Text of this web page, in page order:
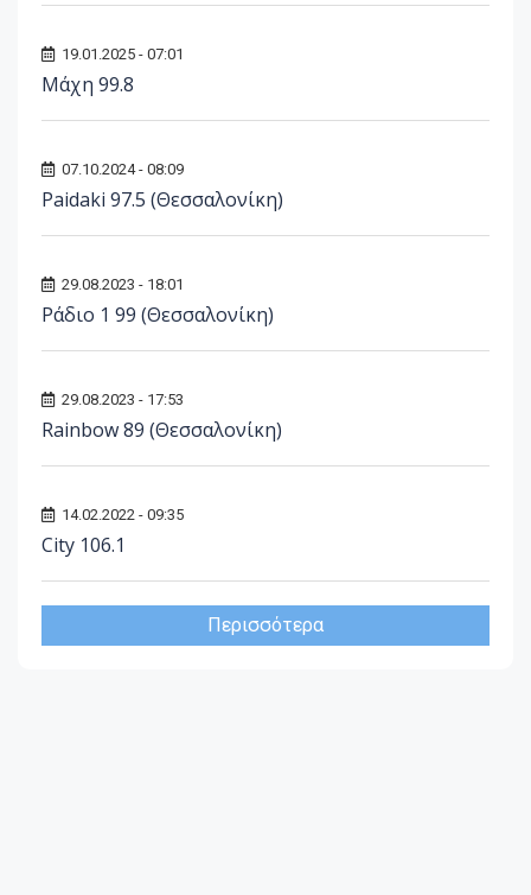
19.01.2025 - 07:01
Μάχη 99.8
07.10.2024 - 08:09
Paidaki 97.5 (Θεσσαλονίκη)
29.08.2023 - 18:01
Ράδιο 1 99 (Θεσσαλονίκη)
29.08.2023 - 17:53
Rainbow 89 (Θεσσαλονίκη)
14.02.2022 - 09:35
City 106.1
Περισσότερα